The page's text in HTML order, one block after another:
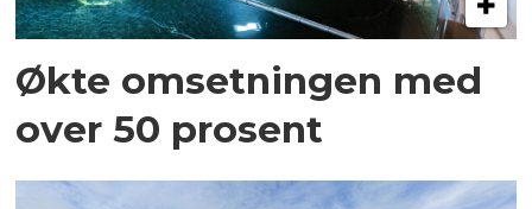
Økte omsetningen med
over 50 prosent